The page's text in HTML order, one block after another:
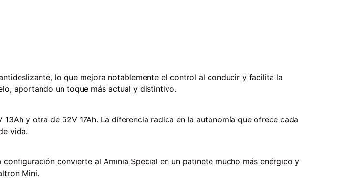
lo que mejora notablemente el control al conducir y facilita la
aportando un toque más actual y distintivo.
y otra de 52V 17Ah. La diferencia radica en la autonomía que ofrece cada
vida.
convierte al Aminia Special en un patinete mucho más enérgico y
Mini.